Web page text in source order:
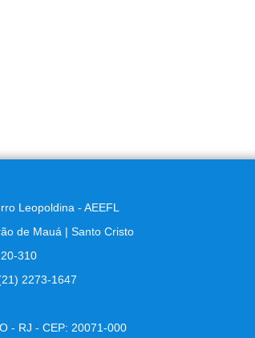
Leopoldina - AEEFL
de Mauá | Santo Cristo
310
2273-1647
- RJ - CEP: 20071-000